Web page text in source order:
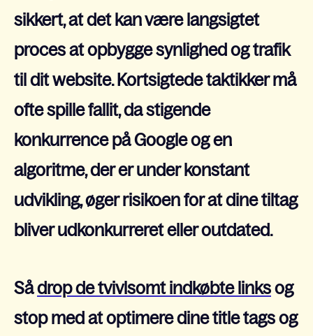
sikkert, at det kan være langsigtet
proces at opbygge synlighed og trafik
til dit website. Kortsigtede taktikker må
ofte spille fallit, da stigende
konkurrence på Google og en
algoritme, der er under konstant
udvikling, øger risikoen for at dine tiltag
bliver udkonkurreret eller outdated.
Sådrop de tvivlsomt indkøbte linksog
stop med at optimere dine title tags og